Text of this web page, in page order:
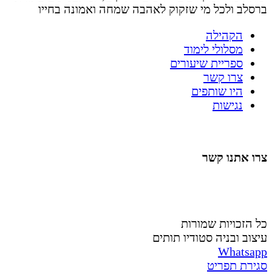
ברסלב ולכל מי שזקוק לאהבה שמחה ואמונה בחייו
הקהילה
מסלולי לימוד
ספריית שיעורים
צרו קשר
היו שותפים
נגישות
צרו אתנו קשר
כל הזכויות שמורות
עיצוב ובניה סטודיו תותים
Whatsapp
סגירת תפריט